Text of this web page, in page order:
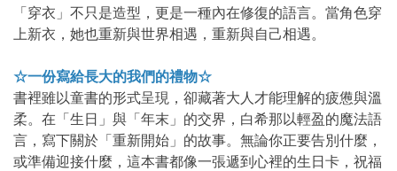
「穿衣」不只是造型，更是一種內在修復的語言。當角色穿
上新衣，她也重新與世界相遇，重新與自己相遇。
☆一份寫給長大的我們的禮物☆
書裡雖以童書的形式呈現，卻藏著大人才能理解的疲憊與溫
柔。在「生日」與「年末」的交界，白希那以輕盈的魔法語
言，寫下關於「重新開始」的故事。無論你正要告別什麼，
或準備迎接什麼，這本書都像一張遞到心裡的生日卡，祝福